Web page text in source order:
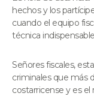
hechos y los
cuando el equipo
técnica
Señores fiscales,
criminales que más
costarricense y es